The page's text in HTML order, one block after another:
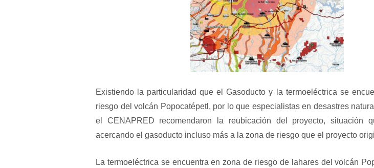
Existiendo la particularidad que el Gasoducto y la termoeléctrica se
riesgo del volcán Popocatépetl, por lo que especialistas en desastres
el CENAPRED recomendaron la reubicación del proyecto, situación
acercando el gasoducto incluso más a la zona de riesgo que el proyecto
La termoeléctrica se encuentra en zona de riesgo de lahares del volcán